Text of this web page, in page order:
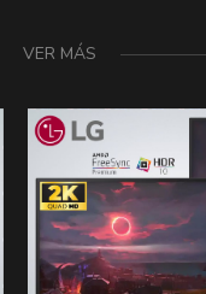
VER MÁS